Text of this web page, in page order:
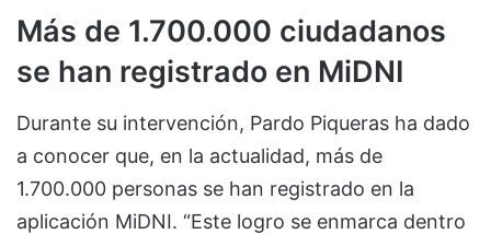
Más de 1.700.000 ciudadanos
se han registrado en MiDNI
Durante su intervención, Pardo Piqueras ha dado
a conocer que, en la actualidad, más de
1.700.000 personas se han registrado en la
aplicación MiDNI. “Este logro se enmarca dentro